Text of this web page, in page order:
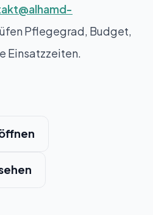
Pflegegrad, Budget,
Einsatzzeiten.